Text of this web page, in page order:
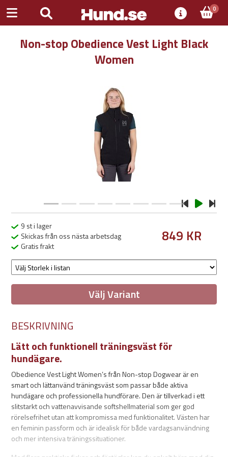
0
Non-stop Obedience Vest Light Black
Women
9 st i lager
Skickas från oss nästa arbetsdag
Gratis frakt
849 KR
Välj Variant
BESKRIVNING
Lätt och funktionell träningsväst för
hundägare.
Obedience Vest Light Women’s från Non-stop Dogwear är en
smart och lättanvänd träningsväst som passar både aktiva
hundägare och professionella hundförare. Den är tillverkad i ett
slitstarkt och vattenavvisande softshellmaterial som ger god
rörelsefrihet utan att kompromissa med funktionalitet. Västen har
en feminin passform och är idealisk för både vardagsanvändning
och mer intensiva träningssituationer.